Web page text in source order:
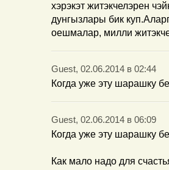
хэрэкэт житэкчелэрен
дунгызлары бик
оешмалар, милли
Guest, 02.06.2014 в 02:44
Когда уже эту шарашку
Guest, 02.06.2014 в 06:09
Когда уже эту шарашку
Как мало надо для